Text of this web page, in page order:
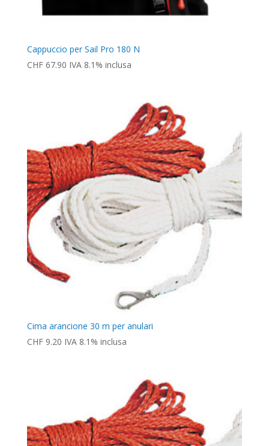
Cappuccio per Sail Pro 180 N
CHF67.90 IVA 8.1% inclusa
Cima arancione 30 m per anulari
CHF9.20 IVA 8.1% inclusa